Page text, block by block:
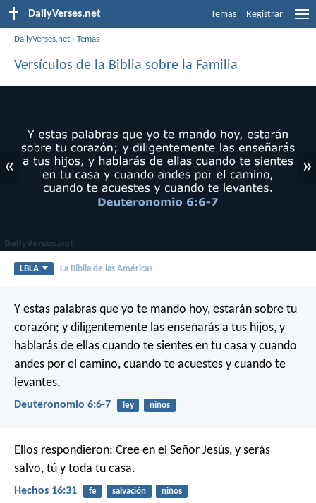
DailyVerses.net Temas Registrar
DailyVerses.net ›Temas
Versículos de la Biblia sobre la Familia
« »
LBLA La Biblia de las Américas
Y estas palabras que yo te mando hoy, estarán sobre tu
corazón; y diligentemente las enseñarás a tus hijos, y
hablarás de ellas cuando te sientes en tu casa y cuando
andes por el camino, cuando te acuestes y cuando te
levantes.
Deuteronomio 6:6-7 ley niños
Ellos respondieron: Cree en el Señor Jesús, y serás
salvo, tú y toda tu casa.
Hechos 16:31 fe salvación niños